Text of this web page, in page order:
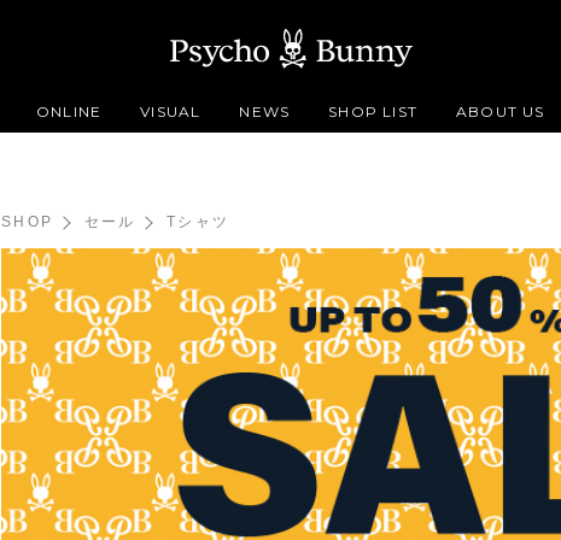
ONLINE VISUAL NEWS SHOP LIST ABOUT US
SHOP セール Tシャツ